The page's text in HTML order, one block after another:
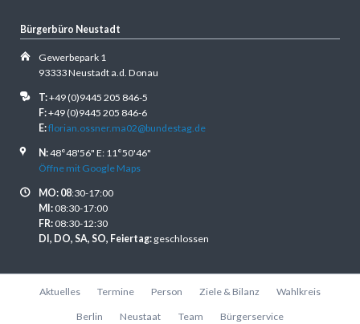
Bürgerbüro Neustadt
Gewerbepark 1
93333 Neustadt a.d. Donau
T:+49 (0)9445 205 846-5
F:+49 (0)9445 205 846-6
E:florian.ossner.ma02@bundestag.de
N:48°48'56" E: 11°50'46"
Öffne mit Google Maps
MO: 08:30-17:00
MI:08:30-17:00
FR:08:30-12:30
DI, DO, SA, SO, Feiertag:geschlossen
Navigation
Aktuelles Termine Person Ziele & Bilanz Wahlkreis
Berlin Neustaat Team Bürgerservice